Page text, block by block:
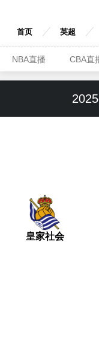
首页 英超
NBA直播 CBA直
皇家社会